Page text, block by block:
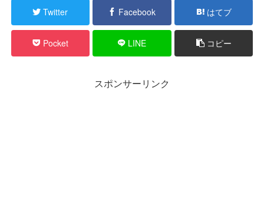
Twitter Facebook はてブ
Pocket LINE コピー
スポンサーリンク